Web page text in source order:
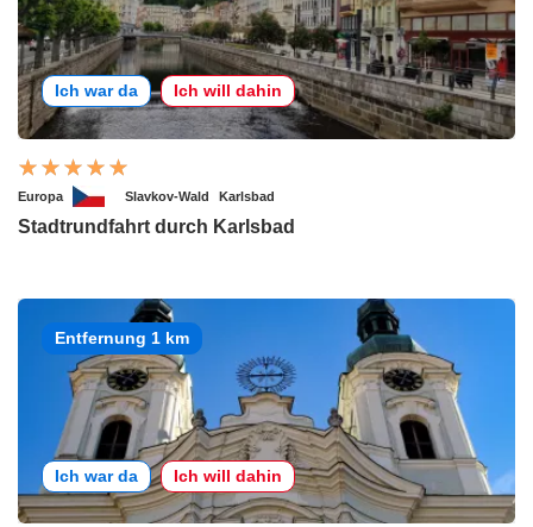
Ich war da Ich will dahin
Europa Slavkov-Wald Karlsbad
Stadtrundfahrt durch Karlsbad
Entfernung 1 km
Ich war da Ich will dahin